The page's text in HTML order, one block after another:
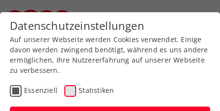
Aktuelle News
Datenschutzeinstellungen
Auf unserer Webseite werden Cookies verwendet. Einige
davon werden zwingend benötigt, während es uns andere
ermöglichen, Ihre Nutzererfahrung auf unserer Webseite
zu verbessern.
Essenziell Statistiken